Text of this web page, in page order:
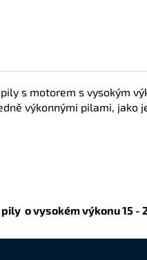
s motorem s vysokým
výkonnými pilami, jako
o vysokém výkonu 15 -